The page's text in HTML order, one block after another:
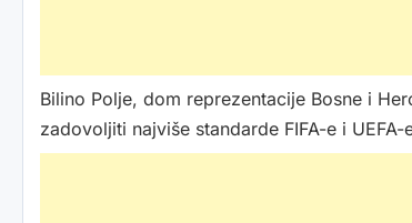
Bilino Polje, dom reprezentacije Bosne i
zadovoljiti najviše standarde FIFA-e i UEFA-